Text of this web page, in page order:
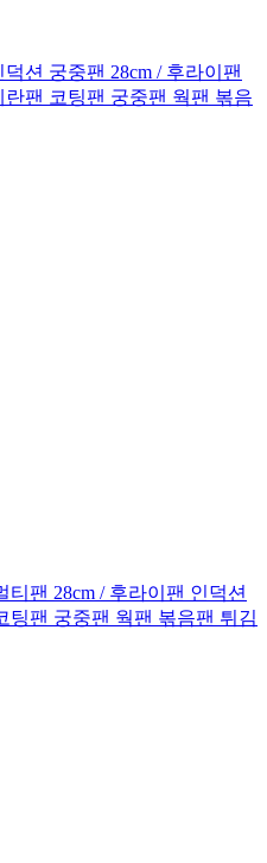
션 궁중팬 28cm / 후라이팬
팬 코팅팬 궁중팬 웍팬 볶음
팬 28cm / 후라이팬 인덕션
팅팬 궁중팬 웍팬 볶음팬 튀김